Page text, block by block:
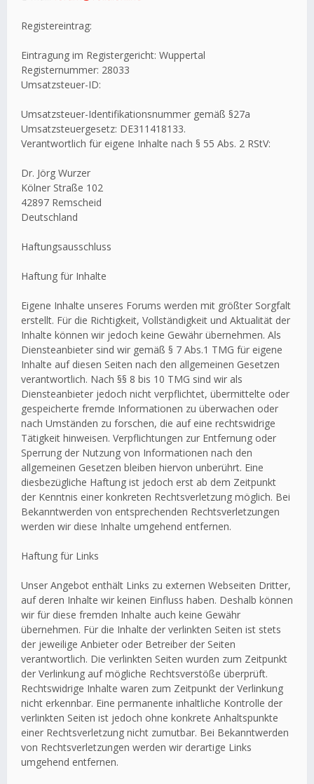
Registereintrag:
Eintragung im Registergericht: Wuppertal
Registernummer: 28033
Umsatzsteuer-ID:
Umsatzsteuer-Identifikationsnummer gemäß §27a
Umsatzsteuergesetz: DE311418133.
Verantwortlich für eigene Inhalte nach § 55 Abs. 2 RStV:
Dr. Jörg Wurzer
Kölner Straße 102
42897 Remscheid
Deutschland
Haftungsausschluss
Haftung für Inhalte
Eigene Inhalte unseres Forums werden mit größter Sorgfalt
erstellt. Für die Richtigkeit, Vollständigkeit und Aktualität der
Inhalte können wir jedoch keine Gewähr übernehmen. Als
Diensteanbieter sind wir gemäß § 7 Abs.1 TMG für eigene
Inhalte auf diesen Seiten nach den allgemeinen Gesetzen
verantwortlich. Nach §§ 8 bis 10 TMG sind wir als
Diensteanbieter jedoch nicht verpflichtet, übermittelte oder
gespeicherte fremde Informationen zu überwachen oder
nach Umständen zu forschen, die auf eine rechtswidrige
Tätigkeit hinweisen. Verpflichtungen zur Entfernung oder
Sperrung der Nutzung von Informationen nach den
allgemeinen Gesetzen bleiben hiervon unberührt. Eine
diesbezügliche Haftung ist jedoch erst ab dem Zeitpunkt
der Kenntnis einer konkreten Rechtsverletzung möglich. Bei
Bekanntwerden von entsprechenden Rechtsverletzungen
werden wir diese Inhalte umgehend entfernen.
Haftung für Links
Unser Angebot enthält Links zu externen Webseiten Dritter,
auf deren Inhalte wir keinen Einfluss haben. Deshalb können
wir für diese fremden Inhalte auch keine Gewähr
übernehmen. Für die Inhalte der verlinkten Seiten ist stets
der jeweilige Anbieter oder Betreiber der Seiten
verantwortlich. Die verlinkten Seiten wurden zum Zeitpunkt
der Verlinkung auf mögliche Rechtsverstöße überprüft.
Rechtswidrige Inhalte waren zum Zeitpunkt der Verlinkung
nicht erkennbar. Eine permanente inhaltliche Kontrolle der
verlinkten Seiten ist jedoch ohne konkrete Anhaltspunkte
einer Rechtsverletzung nicht zumutbar. Bei Bekanntwerden
von Rechtsverletzungen werden wir derartige Links
umgehend entfernen.